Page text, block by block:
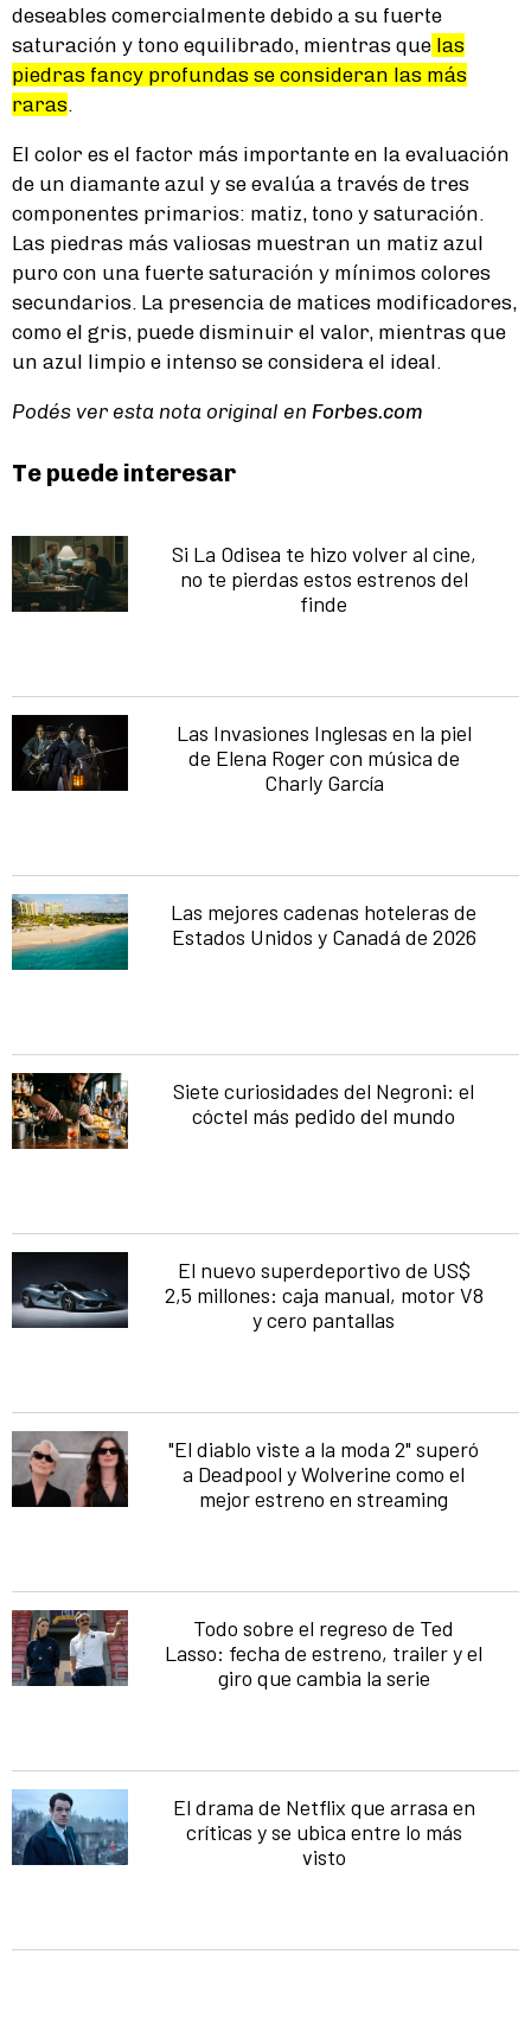
deseables comercialmente debido a su fuerte
saturación y tono equilibrado, mientras que las
piedras fancy profundas se consideran las más
raras
El color es el factor más importante en la evaluación
de un diamante azul y se evalúa a través de tres
componentes primarios: matiz, tono y saturación.
Las piedras más valiosas muestran un matiz azul
puro con una fuerte saturación y mínimos colores
secundarios. La presencia de matices modificadores,
como el gris, puede disminuir el valor, mientras que
un azul limpio e intenso se considera el ideal.
Podés ver esta nota original en Forbes.com
Te puede interesar
Si La Odisea te hizo volver al cine,
no te pierdas estos estrenos del
finde
Las Invasiones Inglesas en la piel
de Elena Roger con música de
Charly García
Las mejores cadenas hoteleras de
Estados Unidos y Canadá de 2026
Siete curiosidades del Negroni: el
cóctel más pedido del mundo
El nuevo superdeportivo de US$
2,5 millones: caja manual, motor V8
y cero pantallas
"El diablo viste a la moda 2" superó
a Deadpool y Wolverine como el
mejor estreno en streaming
Todo sobre el regreso de Ted
Lasso: fecha de estreno, trailer y el
giro que cambia la serie
El drama de Netflix que arrasa en
críticas y se ubica entre lo más
visto